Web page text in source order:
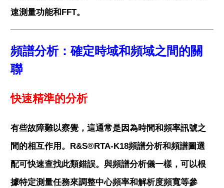
速測量功能和FFT。
頻譜分析：確定時域和頻域之間的關
聯
快速精準的分析
有些故障難以察覺，這通常是因為時間和頻率訊號之
間的相互作用。R&S®RTA-K18頻譜分析和頻譜圖選
配可快速查找此類錯誤。與頻譜分析儀一樣，可以根
據特定測量任務來調整中心頻率和解析度頻寬等參